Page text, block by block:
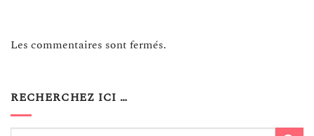
Les commentaires sont fermés.
RECHERCHEZ ICI …